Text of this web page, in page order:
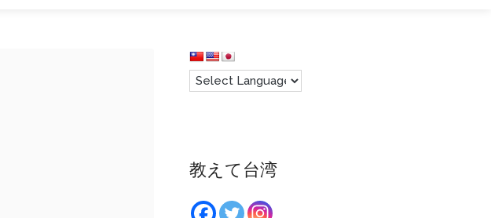
教えて台湾